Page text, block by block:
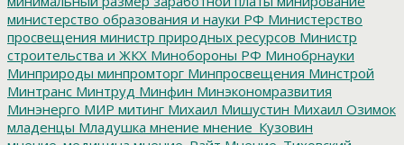
министерство образования и науки РФ Министерство
просвещения министр природных ресурсов Министр
строительства и ЖКХ Минобороны РФ Минобрнауки
Минприроды минпромторг Минпросвещения Минстрой
Минтранс Минтруд Минфин Минэкономразвития
Минэнерго МИР митинг Михаил Мишустин Михаил Озимок
младенцы Младушка мнение мнение_Кузовин